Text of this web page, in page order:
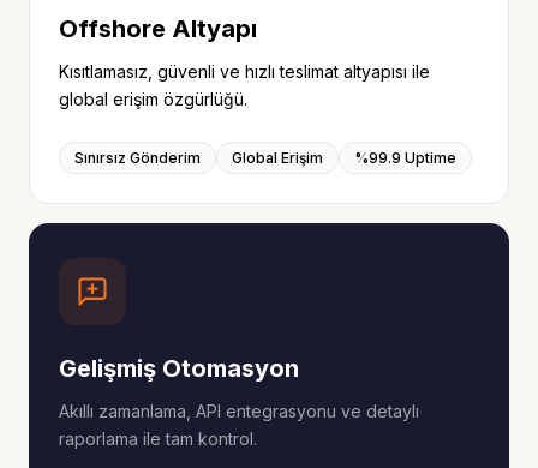
Offshore Altyapı
Kısıtlamasız, güvenli ve hızlı teslimat altyapısı ile
global erişim özgürlüğü.
Sınırsız Gönderim Global Erişim %99.9 Uptime
Gelişmiş Otomasyon
Akıllı zamanlama, API entegrasyonu ve detaylı
raporlama ile tam kontrol.